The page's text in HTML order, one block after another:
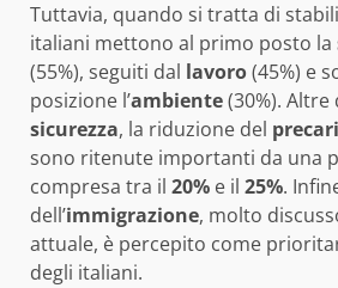
Tuttavia, quando si tratta di
italiani mettono al primo posto la
(55%), seguiti dal lavoro(45%) e
posizione l’ambiente(30%).
sicurezza, la riduzione del
sono ritenute importanti da una
compresa tra il 20% e il 25%.
dell’immigrazione, molto
attuale, è percepito come
degli italiani.